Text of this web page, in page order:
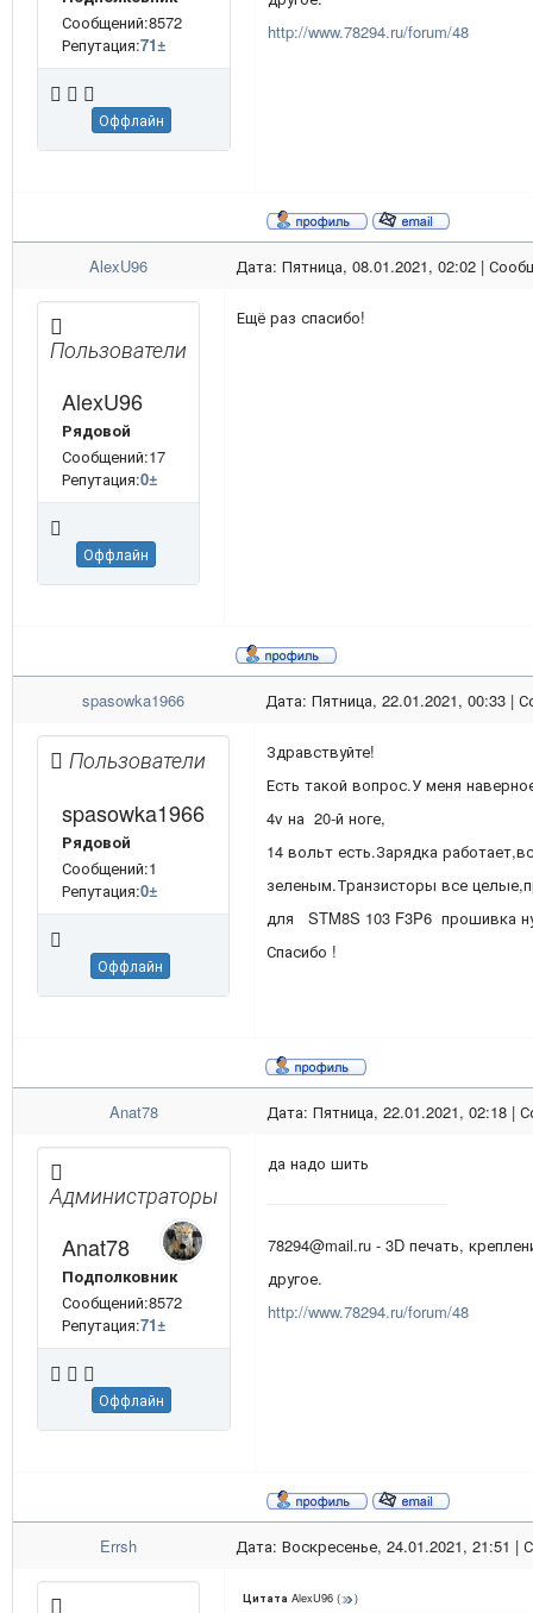
Сообщений:8572
Репутация:71±
Оффлайн
http://www.78294.ru/forum/48
AlexU96 Дата: Пятница, 08.01.2021, 02:02 |
Пользователи
AlexU96
Рядовой
Сообщений:17
Репутация:0±
Оффлайн
Ещё раз спасибо!
spasowka1966 Дата: Пятница, 22.01.2021, 00:33 |
Пользователи
spasowka1966
Рядовой
Сообщений:1
Репутация:0±
Оффлайн
Здравствуйте!
Есть такой вопрос.У меня
4v на 20-й ноге,
14 вольт есть.Зарядка
зеленым.Транзисторы все
для STM8S 103 F3P6 прошивка
Спасибо !
Anat78 Дата: Пятница, 22.01.2021, 02:18 |
Администраторы
Anat78
Подполковник
Сообщений:8572
Репутация:71±
Оффлайн
да надо шить
78294@mail.ru - 3D печать,
другое.
http://www.78294.ru/forum/48
Errsh Дата: Воскресенье, 24.01.2021, 21:51 |
Цитата AlexU96 ( )